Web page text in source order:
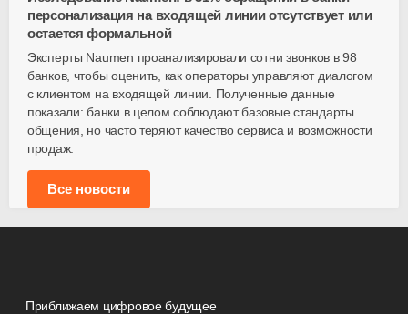
персонализация на входящей линии отсутствует или
остается формальной
Эксперты Naumen проанализировали сотни звонков в 98
банков, чтобы оценить, как операторы управляют диалогом
с клиентом на входящей линии. Полученные данные
показали: банки в целом соблюдают базовые стандарты
общения, но часто теряют качество сервиса и возможности
продаж.
Все новости
Приближаем цифровое будущее